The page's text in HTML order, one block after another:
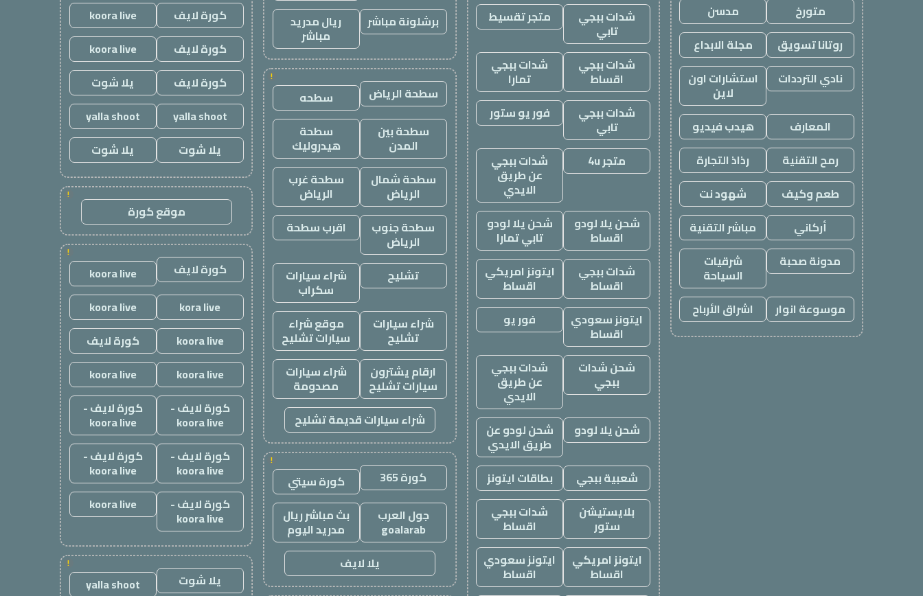
متورخ
مدسن
روتانا تسويق
مجلة الابداع
نادي الترددات
استشارات اون
لاين
المعارف
هيدب فيديو
رمح التقنية
رذاذ التجارة
طعم وكيف
شهود نت
أركاني
مباشر التقنية
مدونة صحبة
شرقيات
السياحة
موسوعة انوار
اشراق الأرباح
شدات ببجي
تابي
متجر تقسيط
شدات ببجي
اقساط
شدات ببجي
تمارا
شدات ببجي
تابي
فور يو ستور
متجر 4u شدات ببجي
عن طريق
الايدي
شحن يلا لودو
اقساط
شحن يلا لودو
تابي تمارا
شدات ببجي
اقساط
ايتونز امريكي
اقساط
ايتونز سعودي
اقساط
فور يو
شحن شدات
ببجي
شدات ببجي
عن طريق
الايدي
شحن يلا لودو
شحن لودو عن
طريق الايدي
شعبية ببجي
بطاقات ايتونز
بلايستيشن
ستور
شدات ببجي
اقساط
ايتونز امريكي
اقساط
ايتونز سعودي
اقساط
برشلونة مباشر
ريال مدريد
مباشر
!
سطحة الرياض
سطحه
سطحة بين
المدن
سطحة
هيدروليك
سطحة شمال
الرياض
سطحة غرب
الرياض
سطحة جنوب
الرياض
اقرب سطحة
تشليح شراء سيارات
سكراب
شراء سيارات
تشليح
موقع شراء
سيارات تشليح
ارقام يشترون
سيارات تشليح
شراء سيارات
مصدومة
شراء سيارات قديمة تشليح
!
كورة 365
كورة سيتي
جول العرب
goalarab
بث مباشر ريال
مدريد اليوم
يلا لايف
كورة لايف
koora live
كورة لايف
koora live
كورة لايف
يلا شوت
yalla shoot
yalla shoot
يلا شوت
يلا شوت
!
موقع كورة
!
كورة لايف
koora live
kora live
koora live
koora live
كورة لايف
koora live
koora live
كورة لايف -
koora live
كورة لايف -
koora live
كورة لايف -
koora live
كورة لايف -
koora live
كورة لايف -
koora live
koora live
!
يلا شوت yalla shoot